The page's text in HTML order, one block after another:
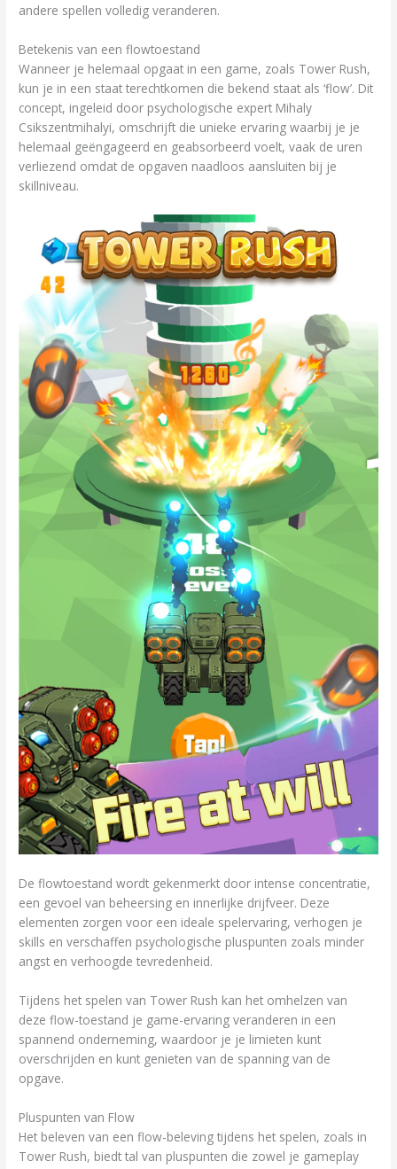
andere spellen volledig veranderen.
Betekenis van een flowtoestand
Wanneer je helemaal opgaat in een game, zoals Tower Rush,
kun je in een staat terechtkomen die bekend staat als ‘flow’. Dit
concept, ingeleid door psychologische expert Mihaly
Csikszentmihalyi, omschrijft die unieke ervaring waarbij je je
helemaal geëngageerd en geabsorbeerd voelt, vaak de uren
verliezend omdat de opgaven naadloos aansluiten bij je
skillniveau.
De flowtoestand wordt gekenmerkt door intense concentratie,
een gevoel van beheersing en innerlijke drijfveer. Deze
elementen zorgen voor een ideale spelervaring, verhogen je
skills en verschaffen psychologische pluspunten zoals minder
angst en verhoogde tevredenheid.
Tijdens het spelen van Tower Rush kan het omhelzen van
deze flow-toestand je game-ervaring veranderen in een
spannend onderneming, waardoor je je limieten kunt
overschrijden en kunt genieten van de spanning van de
opgave.
Pluspunten van Flow
Het beleven van een flow-beleving tijdens het spelen, zoals in
Tower Rush, biedt tal van pluspunten die zowel je gameplay